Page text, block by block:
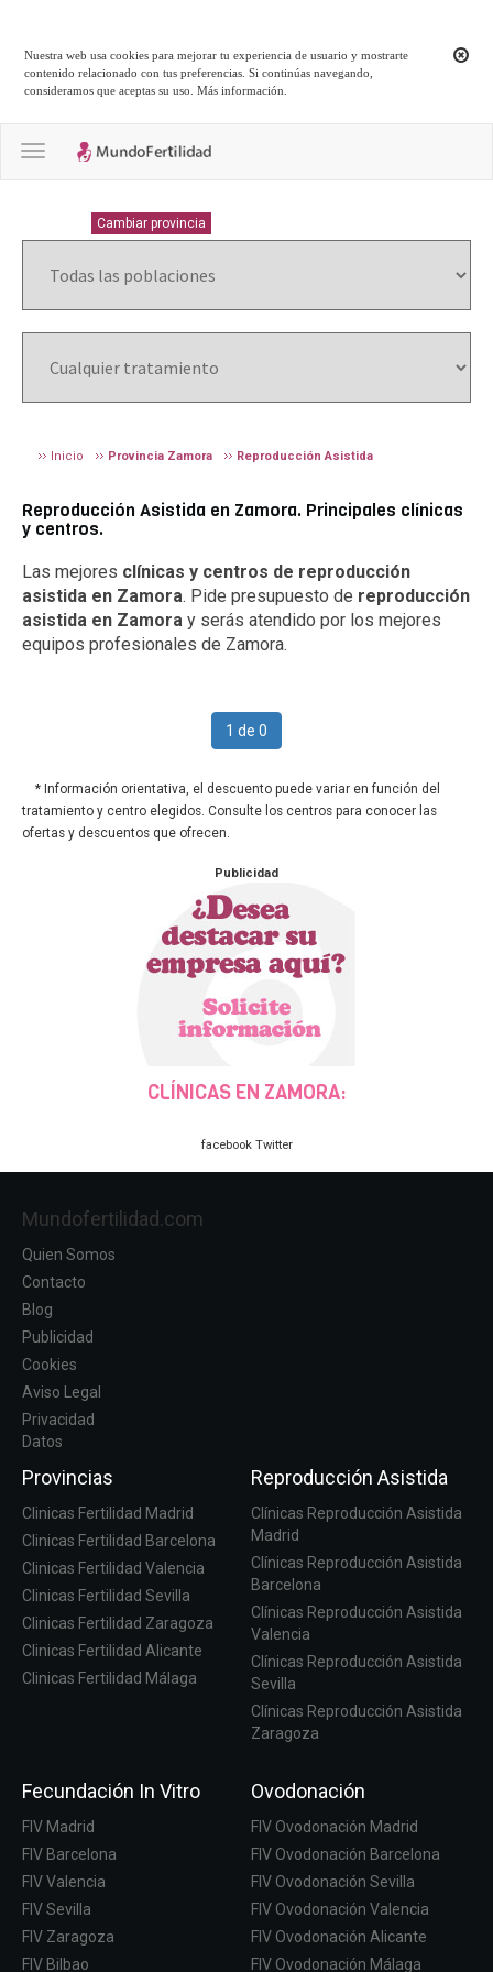
Nuestra web usa cookies para mejorar tu experiencia de usuario y mostrarte
contenido relacionado con tus preferencias. Si continúas navegando,
consideramos que aceptas su uso.Más información
Toggle navigation
Cambiar provincia
Inicio Provincia Zamora Reproducción Asistida
Reproducción Asistida en Zamora. Principales clínicas
y centros.
Las mejores clínicas y centros de reproducción
asistida en Zamora. Pide presupuesto de reproducción
asistida en Zamora y serás atendido por los mejores
equipos profesionales de Zamora.
1 de 0
* Información orientativa, el descuento puede variar en función del
tratamiento y centro elegidos. Consulte los centros para conocer las
ofertas y descuentos que ofrecen.
Publicidad
CLÍNICAS EN ZAMORA:
facebook Twitter
Mundofertilidad.com
Quien Somos
Contacto
Blog
Publicidad
Cookies
Aviso Legal
Privacidad
Datos
Provincias
Clinicas Fertilidad Madrid
Clinicas Fertilidad Barcelona
Clinicas Fertilidad Valencia
Clinicas Fertilidad Sevilla
Clinicas Fertilidad Zaragoza
Clinicas Fertilidad Alicante
Clinicas Fertilidad Málaga
Reproducción Asistida
Clínicas Reproducción Asistida
Madrid
Clínicas Reproducción Asistida
Barcelona
Clínicas Reproducción Asistida
Valencia
Clínicas Reproducción Asistida
Sevilla
Clínicas Reproducción Asistida
Zaragoza
Fecundación In Vitro
FIV Madrid
FIV Barcelona
FIV Valencia
FIV Sevilla
FIV Zaragoza
FIV Bilbao
Ovodonación
FIV Ovodonación Madrid
FIV Ovodonación Barcelona
FIV Ovodonación Sevilla
FIV Ovodonación Valencia
FIV Ovodonación Alicante
FIV Ovodonación Málaga